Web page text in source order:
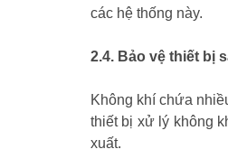
các hệ thống này.
2.4. Bảo vệ thiết bị
Không khí chứa
thiết bị xử lý không
xuất.